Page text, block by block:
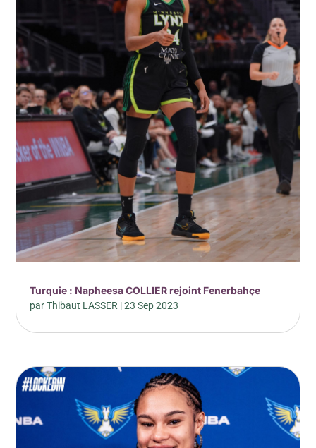
Turquie : Napheesa COLLIER rejoint Fenerbahçe
parThibaut LASSER |23 Sep 2023